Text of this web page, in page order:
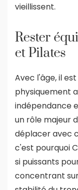
vieillissent.
Rester
et Pilates
Avec l'âge, il
physiquement
indépendance
un rôle majeur
déplacer avec
c'est pourquoi
si puissants
concentrant